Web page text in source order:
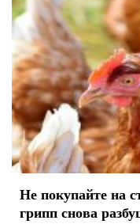
Не покупайте на
грипп снова